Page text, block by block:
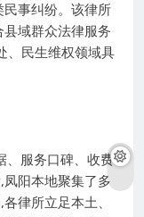
事纠纷。该律所
域群众法律服务
、民生维权领域具
、服务口碑、收费
阳本地聚集了多
律所立足本土、